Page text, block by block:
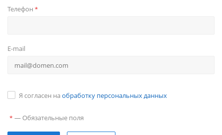
Телефон *
E-mail
Я согласен на обработку персональных данных
* — Обязательные поля